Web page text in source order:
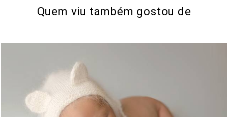
Quem viu também gostou de